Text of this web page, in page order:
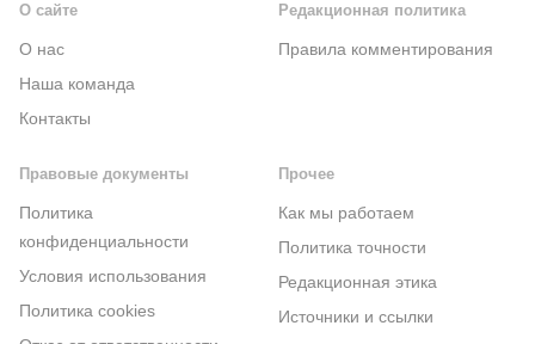
О сайте
О нас
Наша команда
Контакты
Редакционная политика
Правила комментирования
Правовые документы
Политика
конфиденциальности
Условия использования
Политика cookies
Прочее
Как мы работаем
Политика точности
Редакционная этика
Источники и ссылки